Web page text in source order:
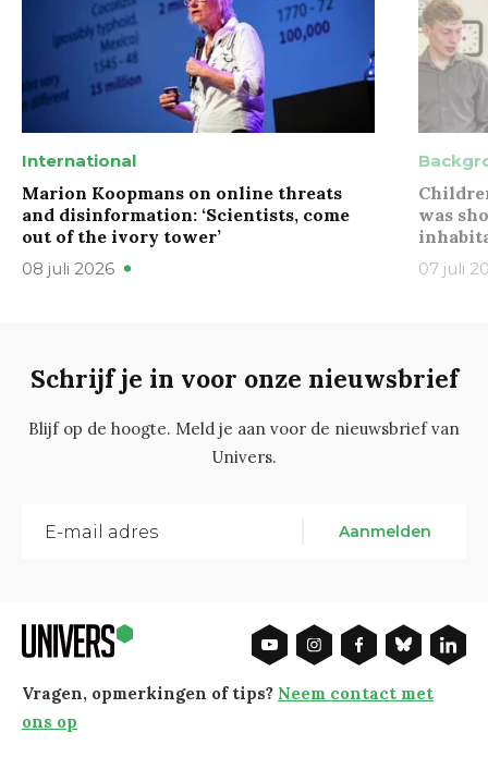
International
Marion Koopmans on online threats
and disinformation: ‘Scientists, come
out of the ivory tower’
08 juli 2026
was
07 juli
Schrijf je in voor onze nieuwsbrief
Blijf op de hoogte. Meld je aan voor de nieuwsbrief van
Univers.
Aanmelden
Vragen, opmerkingen of tips? Neem contact met
ons op